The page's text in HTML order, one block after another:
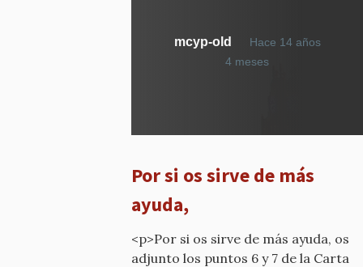
mcyp-old
Hace 14 años
4 meses
calificativo
dicho?
old
Por si os sirve de más
ayuda,
<p>Por si os sirve de más ayuda, os
adjunto los puntos 6 y 7 de la Carta